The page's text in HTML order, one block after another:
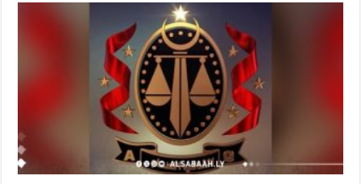
التحقيق
في
قضية
اختلاس
بمصرف
الجمهورية
صرمان
مغلقة